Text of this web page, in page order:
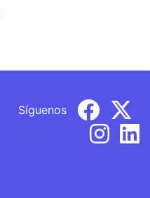
Síguenos